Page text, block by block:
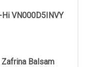
VN000D5INVY
Zafrina Balsam